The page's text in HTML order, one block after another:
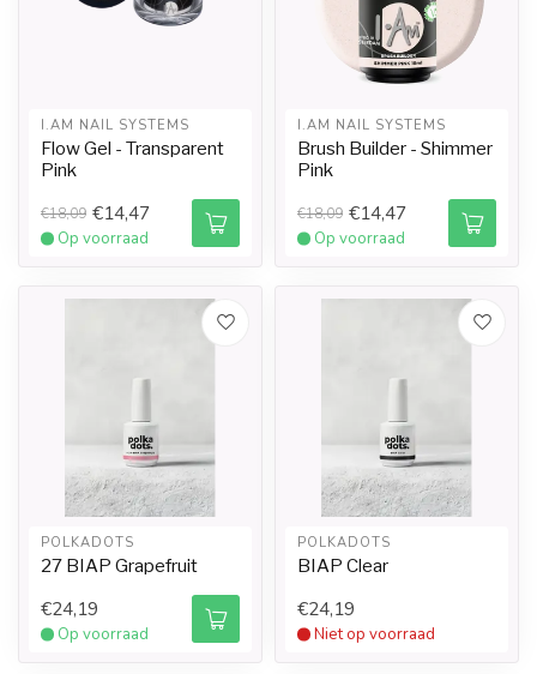
I.AM NAIL SYSTEMS
Flow Gel - Transparent
Pink
€18,09 €14,47
Op voorraad
I.AM NAIL SYSTEMS
Brush Builder - Shimmer
Pink
€18,09 €14,47
Op voorraad
POLKADOTS
27 BIAP Grapefruit
€24,19
Op voorraad
POLKADOTS
BIAP Clear
€24,19
Niet op voorraad